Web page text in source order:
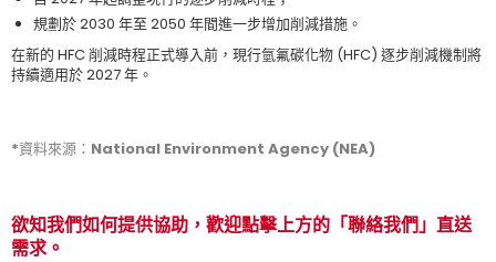
規劃於 2030 年至 2050 年間進一步增加削減措施。
在新的 HFC 削減時程正式導入前，現行氫氟碳化物 (HFC) 逐步削減機制將
持續適用於 2027 年。
*資料來源：National Environment Agency (NEA)
欲知我們如何提供協助，歡迎點擊上方的「聯絡我們」直送
需求。